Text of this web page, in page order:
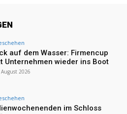
auf dem Wasser: Firmencup
Unternehmen wieder ins Boot
2026
im Schloss